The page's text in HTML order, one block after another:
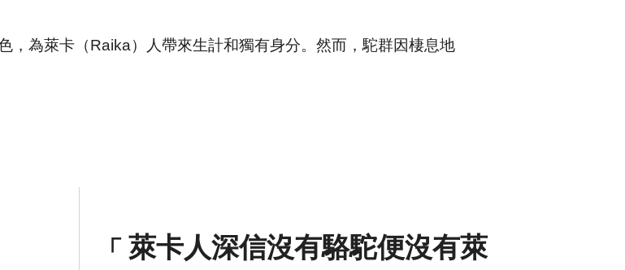
，為萊卡（Raika）人帶來生計和獨有身分。然而，駝群因棲息地
萊卡人深信沒有駱駝便沒有萊